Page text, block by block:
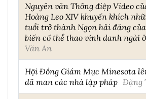
Nguyên văn Thông điệp Video
Hoàng Leo XIV khuyến khích
tuổi trở thành Ngọn hải đăng
biến cố thể thao vinh danh ngài
Văn An
Hội Đồng Giám Mục Minesota
dã man các nhà lập pháp Đặng